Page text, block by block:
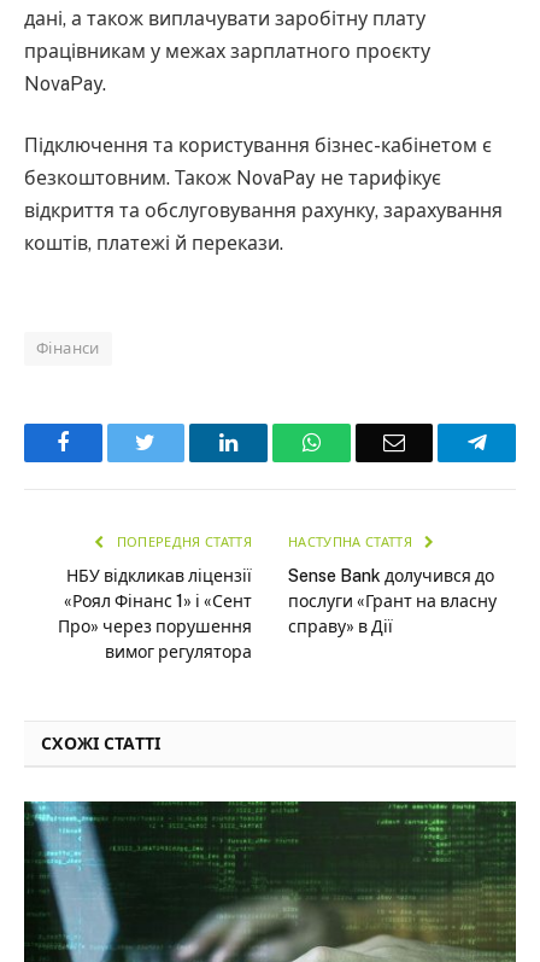
дані, а також виплачувати заробітну плату
працівникам у межах зарплатного проєкту
NovaPay.
Підключення та користування бізнес-кабінетом є
безкоштовним. Також NovaPay не тарифікує
відкриття та обслуговування рахунку, зарахування
коштів, платежі й перекази.
Фінанси
Facebook LinkedInWhatsAppEmail
ПОПЕРЕДНЯ СТАТТЯ
НБУ відкликав ліцензії
«Роял Фінанс 1» і «Сент
Про» через порушення
вимог регулятора
НАСТУПНА СТАТТЯ
Sense Bank долучився до
послуги «Грант на власну
справу» в Дії
СХОЖІ СТАТТІ